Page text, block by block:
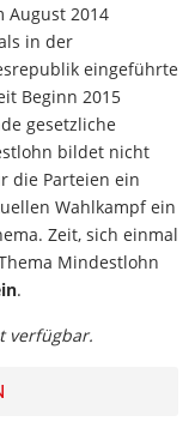
August 2014
in der
eingeführte
Beginn 2015
gesetzliche
bildet nicht
die Parteien ein
Wahlkampf ein
Zeit, sich einmal
Mindestlohn
.
verfügbar.